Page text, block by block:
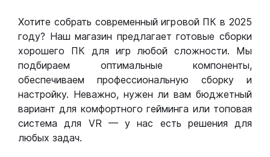
Хотите собрать современный игровой ПК в 2025
году? Наш магазин предлагает готовые сборки
хорошего ПК для игр любой сложности. Мы
подбираем оптимальные компоненты,
обеспечиваем профессиональную сборку и
настройку. Неважно, нужен ли вам бюджетный
вариант для комфортного гейминга или топовая
система для VR — у нас есть решения для
любых задач.